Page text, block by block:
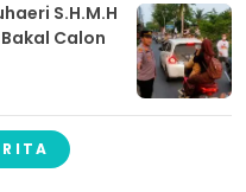
S.H.M.H
Calon